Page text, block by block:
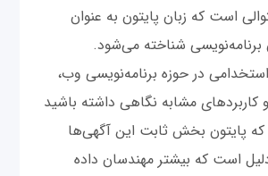
است که زبان پایتون به عنوان
شناخته می‌شود.
در حوزه برنامه‌نویسی وب،
کاربردهای مشابه نگاهی داشته باشید
پایتون بخش ثابت این آگهی‌ها
است که بیشتر مهندسان داده